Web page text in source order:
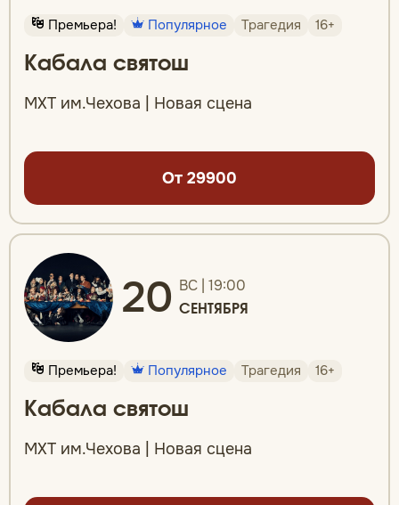
Премьера! Популярное Трагедия 16+
Кабала святош
МХТ им.Чехова | Новая сцена
От 29900
20 ВС | 19:00
СЕНТЯБРЯ
Премьера! Популярное Трагедия 16+
Кабала святош
МХТ им.Чехова | Новая сцена